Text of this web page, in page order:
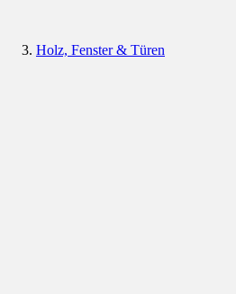
Holz, Fenster & Türen